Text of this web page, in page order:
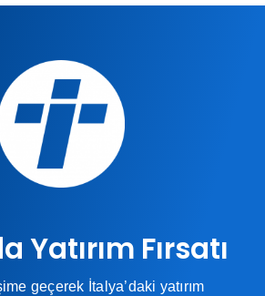
Yatırım Fırsatı
geçerek İtalya’daki yatırım